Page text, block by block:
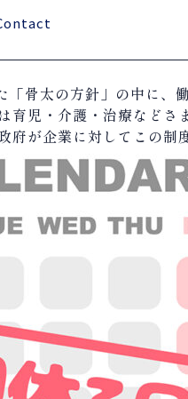
「骨太の方針」の中に、
育児・介護・治療など
府が企業に対してこの制